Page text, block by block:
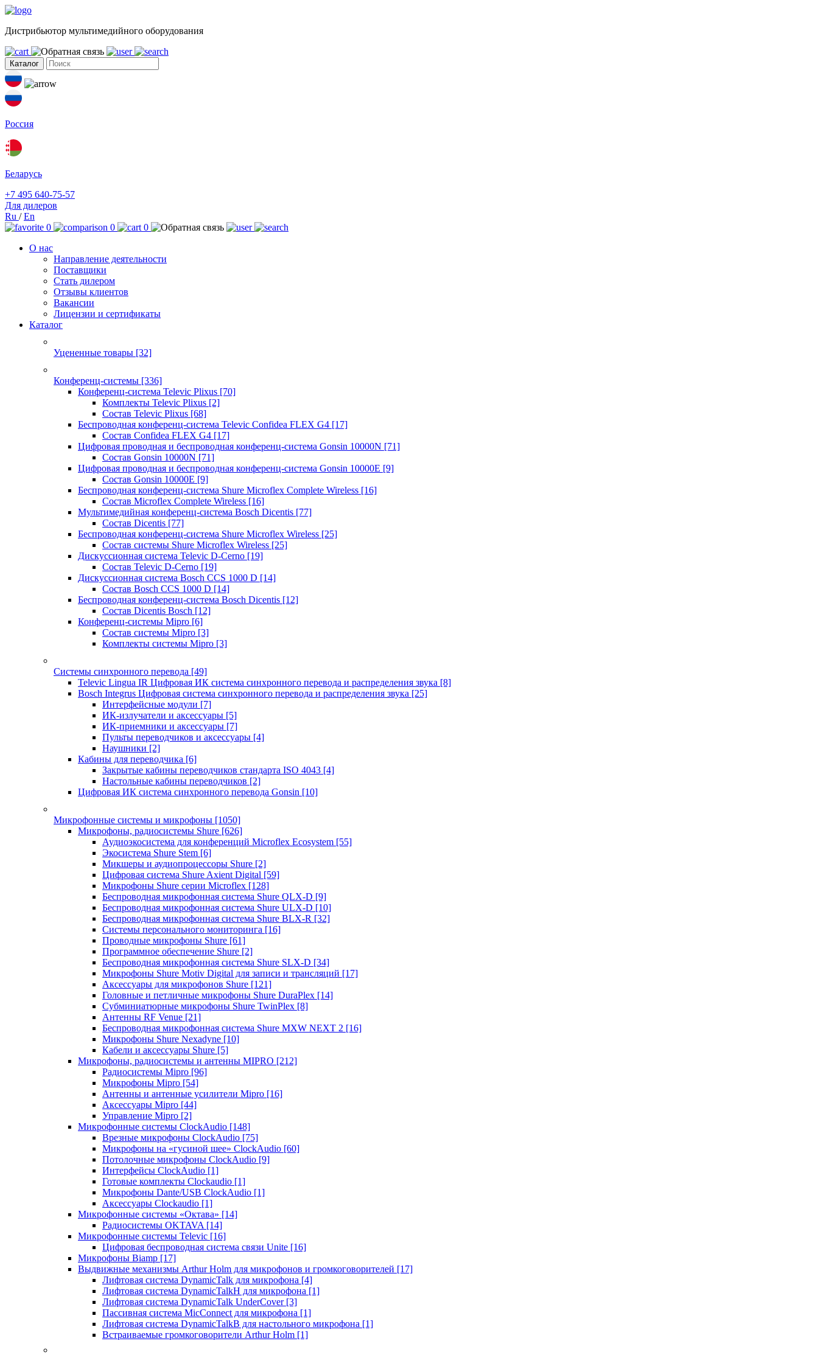
Дистрибьютор мультимедийного оборудования
Каталог
Россия
Беларусь
+7 495 640-75-57
Для дилеров
Ru /En
0
0
0
О нас
Направление деятельности
Поставщики
Стать дилером
Отзывы клиентов
Вакансии
Лицензии и сертификаты
Каталог
Уцененные товары [32]
Конференц-системы [336]
Конференц-система Televic Plixus [70]
Комплекты Televic Plixus [2]
Состав Televic Plixus [68]
Беспроводная конференц-система Televic Confidea FLEX G4 [17]
Состав Confidea FLEX G4 [17]
Цифровая проводная и беспроводная конференц-система Gonsin 10000N [71]
Состав Gonsin 10000N [71]
Цифровая проводная и беспроводная конференц-система Gonsin 10000E [9]
Состав Gonsin 10000E [9]
Беспроводная конференц-система Shure Microflex Complete Wireless [16]
Состав Microflex Complete Wireless [16]
Мультимедийная конференц-система Bosch Dicentis [77]
Состав Dicentis [77]
Беспроводная конференц-система Shure Microflex Wireless [25]
Состав системы Shure Microflex Wireless [25]
Дискуссионная система Televic D-Cerno [19]
Состав Televic D-Cerno [19]
Дискуссионная система Bosch CCS 1000 D [14]
Состав Bosch CCS 1000 D [14]
Беспроводная конференц-система Bosch Dicentis [12]
Состав Dicentis Bosch [12]
Конференц-системы Mipro [6]
Состав системы Mipro [3]
Комплекты системы Mipro [3]
Системы синхронного перевода [49]
Televic Lingua IR Цифровая ИК система синхронного перевода и распределения звука [8]
Bosch Integrus Цифровая система синхронного перевода и распределения звука [25]
Интерфейсные модули [7]
ИК-излучатели и аксессуары [5]
ИК-приемники и аксессуары [7]
Пульты переводчиков и аксессуары [4]
Наушники [2]
Кабины для переводчика [6]
Закрытые кабины переводчиков стандарта ISO 4043 [4]
Настольные кабины переводчиков [2]
Цифровая ИК система синхронного перевода Gonsin [10]
Микрофонные системы и микрофоны [1050]
Микрофоны, радиосистемы Shure [626]
Аудиоэкосистема для конференций Microflex Ecosystem [55]
Экосистема Shure Stem [6]
Микшеры и аудиопроцессоры Shure [2]
Цифровая система Shure Axient Digital [59]
Микрофоны Shure серии Microflex [128]
Беспроводная микрофонная система Shure QLX-D [9]
Беспроводная микрофонная система Shure ULX-D [10]
Беспроводная микрофонная система Shure BLX-R [32]
Системы персонального мониторинга [16]
Проводные микрофоны Shure [61]
Программное обеспечение Shure [2]
Беспроводная микрофонная система Shure SLX-D [34]
Микрофоны Shure Motiv Digital для записи и трансляций [17]
Аксессуары для микрофонов Shure [121]
Головные и петличные микрофоны Shure DuraPlex [14]
Субминиатюрные микрофоны Shure TwinPlex [8]
Антенны RF Venue [21]
Беспроводная микрофонная система Shure MXW NEXT 2 [16]
Микрофоны Shure Nexadyne [10]
Кабели и аксессуары Shure [5]
Микрофоны, радиосистемы и антенны MIPRO [212]
Радиосистемы Mipro [96]
Микрофоны Mipro [54]
Антенны и антенные усилители Mipro [16]
Аксессуары Mipro [44]
Управление Mipro [2]
Микрофонные системы ClockAudio [148]
Врезные микрофоны ClockAudio [75]
Микрофоны на «гусиной шее» ClockAudio [60]
Потолочные микрофоны ClockAudio [9]
Интерфейсы ClockAudio [1]
Готовые комплекты Clockaudio [1]
Микрофоны Dante/USB ClockAudio [1]
Аксессуары Clockaudio [1]
Микрофонные системы «Октава» [14]
Радиосистемы OKTAVA [14]
Микрофонные системы Televic [16]
Цифровая беспроводная система связи Unite [16]
Микрофоны Biamp [17]
Выдвижные механизмы Arthur Holm для микрофонов и громкоговорителей [17]
Лифтовая система DynamicTalk для микрофона [4]
Лифтовая система DynamicTalkH для микрофона [1]
Лифтовая система DynamicTalk UnderCover [3]
Пассивная система MicConnect для микрофона [1]
Лифтовая система DynamicTalkB для настольного микрофона [1]
Встраиваемые громкоговорители Arthur Holm [1]